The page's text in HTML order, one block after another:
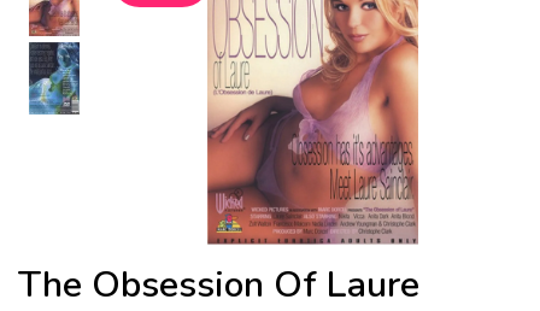
The Obsession Of Laure